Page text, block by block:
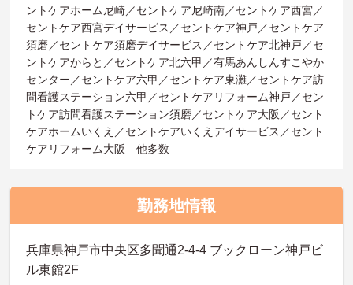
ントケアホーム尼崎／セントケア尼崎南／セントケア西宮／
セントケア西宮デイサービス／セントケア神戸／セントケア
須磨／セントケア須磨デイサービス／セントケア北神戸／セ
ントケアからと／セントケア北六甲／有馬あんしんすこやか
センター／セントケア六甲／セントケア東灘／セントケア訪
問看護ステーション六甲／セントケアリフォーム神戸／セン
トケア訪問看護ステーション須磨／セントケア大阪／セント
ケアホームいくえ／セントケアいくえデイサービス／セント
ケアリフォーム大阪 他多数
勤務地情報
兵庫県神戸市中央区多聞通2-4-4 ブックローン神戸ビ
ル東館2F